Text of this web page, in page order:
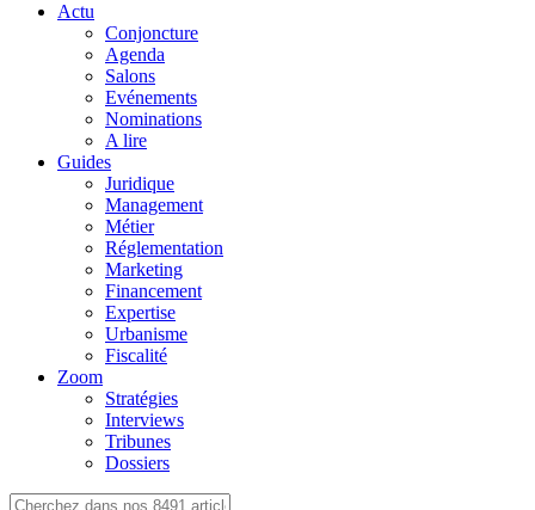
Actu
Conjoncture
Agenda
Salons
Evénements
Nominations
A lire
Guides
Juridique
Management
Métier
Réglementation
Marketing
Financement
Expertise
Urbanisme
Fiscalité
Zoom
Stratégies
Interviews
Tribunes
Dossiers